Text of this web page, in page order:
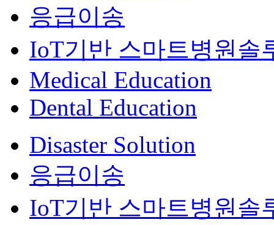
응급이송
IoT기반 스마트병원솔
Medical Education
Dental Education
Disaster Solution
응급이송
IoT기반 스마트병원솔